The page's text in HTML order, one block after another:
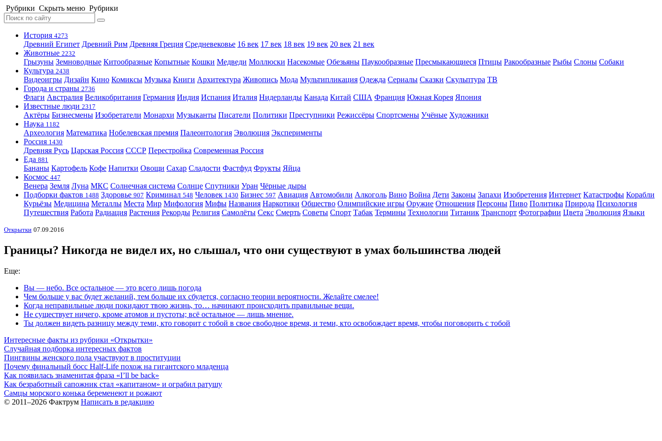
Рубрики Скрыть меню Рубрики
История 4273
Древний Египет Древний Рим Древняя Греция Средневековье 16 век 17 век 18 век 19 век 20 век 21 век
Животные 2232
Грызуны Земноводные Китообразные Копытные Кошки Медведи Моллюски Насекомые Обезьяны Паукообразные Пресмыкающиеся Птицы Ракообразные Рыбы Слоны Собаки
Культура 2438
Видеоигры Дизайн Кино Комиксы Музыка Книги Архитектура Живопись Мода Мультипликация Одежда Сериалы Сказки Скульптура ТВ
Города и страны 2736
Флаги Австралия Великобритания Германия Индия Испания Италия Нидерланды Канада Китай США Франция Южная Корея Япония
Известные люди 2317
Актёры Бизнесмены Изобретатели Монархи Музыканты Писатели Политики Преступники Режиссёры Спортсмены Учёные Художники
Наука 1182
Археология Математика Нобелевская премия Палеонтология Эволюция Эксперименты
Россия 1430
Древняя Русь Царская Россия СССР Перестройка Современная Россия
Еда 881
Бананы Картофель Кофе Напитки Овощи Сахар Сладости Фастфуд Фрукты Яйца
Космос 447
Венера Земля Луна МКС Солнечная система Солнце Спутники Уран Чёрные дыры
Подборки фактов 1488 Здоровье 907 Криминал 548 Человек 1430 Бизнес 597 Авиация Автомобили Алкоголь Вино Война Дети Законы Запахи Изобретения Интернет Катастрофы Корабли
Курьёзы Медицина Металлы Места Мир Мифология Мифы Названия Наркотики Общество Олимпийские игры Оружие Отношения Персоны Пиво Политика Природа Психология
Путешествия Работа Радиация Растения Рекорды Религия Самолёты Секс Смерть Советы Спорт Табак Термины Технологии Титаник Транспорт Фотографии Цвета Эволюция Языки
Открытки 07.09.2016
Границы? Никогда не видел их, но слышал, что они существуют в умах большинства людей
Еще:
Вы — небо. Все остальное — это всего лишь погода
Чем больше у вас будет желаний, тем больше их сбудется, согласно теории вероятности. Желайте смелее!
Когда неправильные люди покидают твою жизнь, то… начинают происходить правильные вещи.
Не существует ничего, кроме атомов и пустоты; всё остальное — лишь мнение.
Ты должен видеть разницу между теми, кто говорит с тобой в свое свободное время, и теми, кто освобождает время, чтобы поговорить с тобой
Интересные факты из рубрики «Открытки»
Случайная подборка интересных фактов
Пингвины женского пола участвуют в проституции
Почему финальный босс Half-Life похож на гигантского младенца
Как появилась знаменитая фраза «I’ll be back»
Как безработный сапожник стал «капитаном» и ограбил ратушу
Самцы морского конька беременеют и рожают
© 2011–2026 Фактрум Написать в редакцию